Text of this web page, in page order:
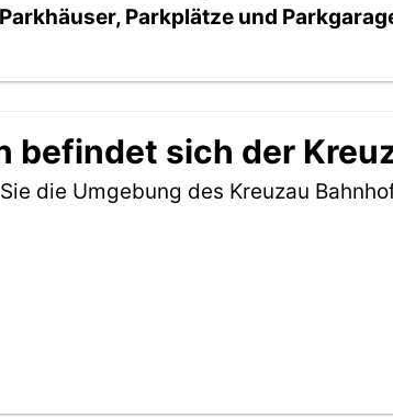
Parkplätze und
sich der
die Umgebung des Kreuzau